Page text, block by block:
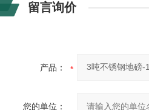
留言询价
产品：
您的单位：